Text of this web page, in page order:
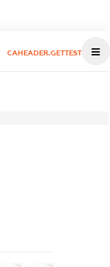
CAHEADER.GETTEST